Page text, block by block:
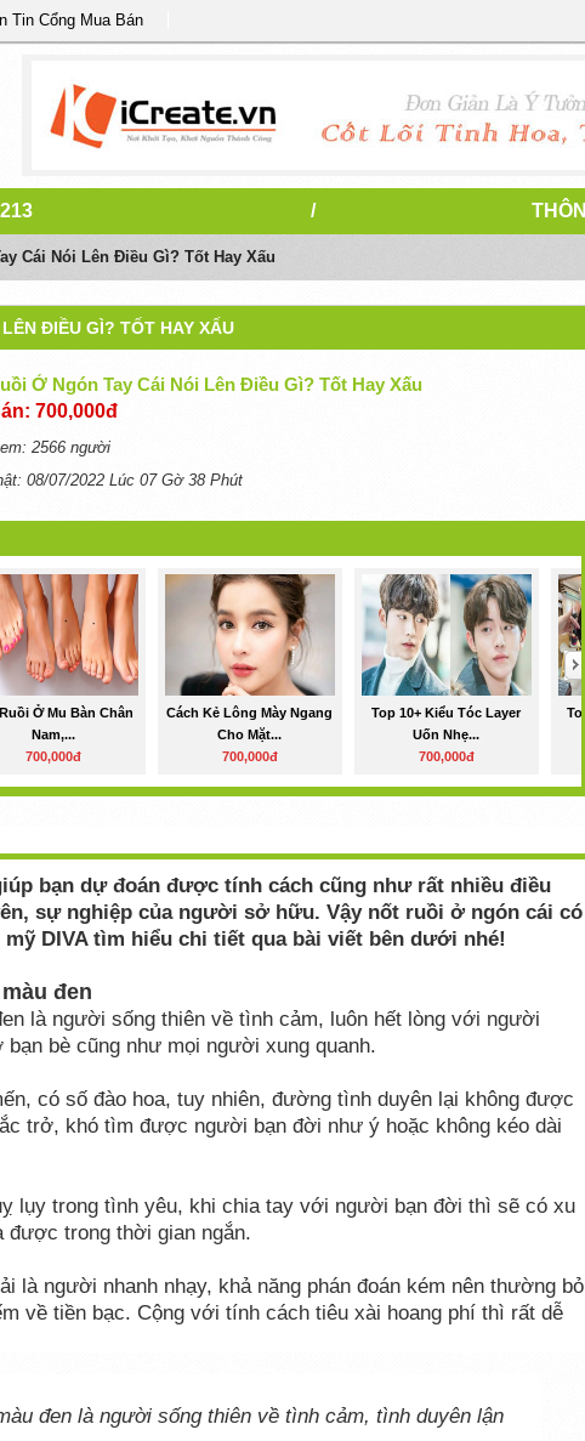
Tin Cổng Mua Bán
/
Cái Nói Lên Điều Gì? Tốt Hay Xấu
ĐIỀU GÌ? TỐT HAY XẤU
Ở Ngón Tay Cái Nói Lên Điều Gì? Tốt Hay Xấu
700,000đ
2566 người
08/07/2022 Lúc 07 Gờ 38 Phút
Ở Mu Bàn Chân
Nam,...
700,000đ
Cách Kẻ Lông Mày Ngang
Cho Mặt...
700,000đ
Top 10+ Kiểu Tóc Layer
Uốn Nhẹ...
700,000đ
bạn dự đoán được tính cách cũng như rất nhiều điều
sự nghiệp của người sở hữu. Vậy nốt ruồi ở ngón cái có
DIVA tìm hiểu chi tiết qua bài viết bên dưới nhé!
đen
là người sống thiên về tình cảm, luôn hết lòng với người
bè cũng như mọi người xung quanh.
có số đào hoa, tuy nhiên, đường tình duyên lại không được
trở, khó tìm được người bạn đời như ý hoặc không kéo dài
lụy trong tình yêu, khi chia tay với người bạn đời thì sẽ có xu
trong thời gian ngắn.
là người nhanh nhạy, khả năng phán đoán kém nên thường bỏ
về tiền bạc. Cộng với tính cách tiêu xài hoang phí thì rất dễ
đen là người sống thiên về tình cảm, tình duyên lận